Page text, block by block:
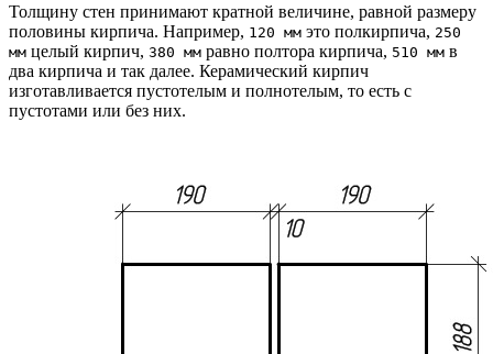
Толщину стен принимают кратной величине, равной размеру
половины кирпича. Например, 120 мм это полкирпича, 250
мм целый кирпич, 380 мм равно полтора кирпича, 510 мм в
два кирпича и так далее. Керамический кирпич
изготавливается пустотелым и полнотелым, то есть с
пустотами или без них.